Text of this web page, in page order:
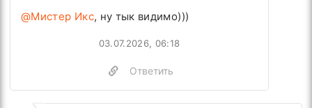
@Мистер Икс, ну тык видимо)))
Ответить
03.07.2026, 06:18